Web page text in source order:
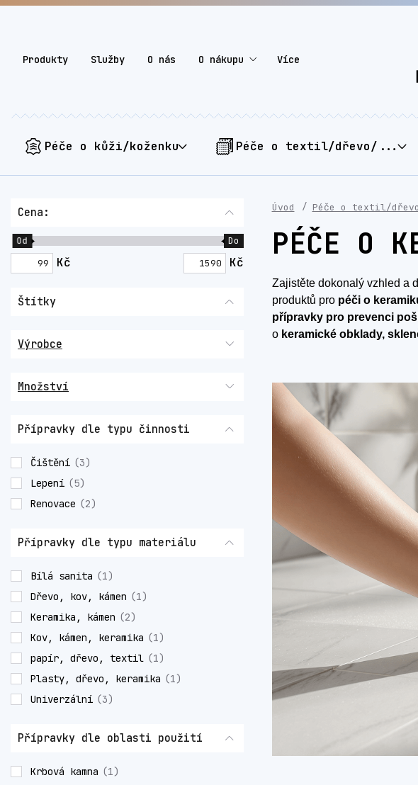
Produkty Služby O nás O nákupu Více
Péče o kůži/koženku Péče o textil/dřevo/...
Cena:
Kč
Od Do
Kč
Štítky
Výrobce
Množství
Přípravky dle typu činnosti
Čištění (3)
Lepení (5)
Renovace (2)
Přípravky dle typu materiálu
Bílá sanita (1)
Dřevo, kov, kámen (1)
Keramika, kámen (2)
Kov, kámen, keramika (1)
papír, dřevo, textil (1)
Plasty, dřevo, keramika (1)
Univerzální (3)
Přípravky dle oblasti použití
Krbová kamna (1)
Úvod Péče o textil/
PÉČE O
Zajistěte dokonalý vzhled a
produktů pro péči o
přípravky pro prevenci
o keramické obklady,